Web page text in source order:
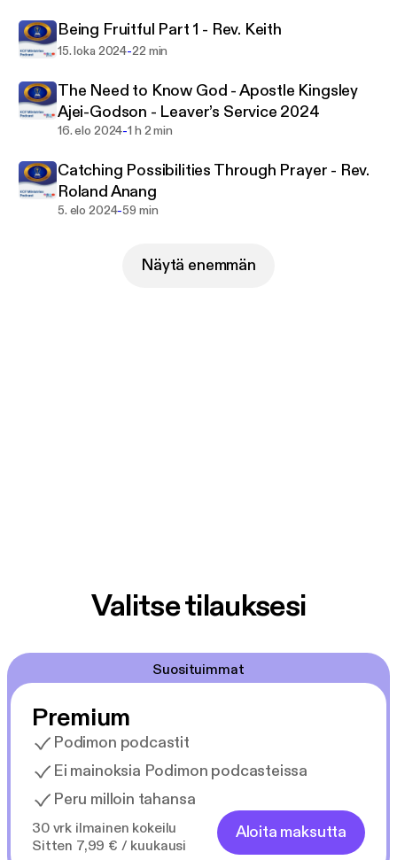
Being Fruitful Part 1 - Rev. Keith
15. loka 2024-22 min
The Need to Know God - Apostle Kingsley
Ajei-Godson - Leaver’s Service 2024
16. elo 2024-1 h 2 min
Catching Possibilities Through Prayer - Rev.
Roland Anang
5. elo 2024-59 min
Näytä enemmän
Valitse tilauksesi
Suosituimmat
Premium
Podimon podcastit
Ei mainoksia Podimon podcasteissa
Peru milloin tahansa
30 vrk ilmainen kokeilu
Sitten 7,99 € / kuukausi
Aloita maksutta